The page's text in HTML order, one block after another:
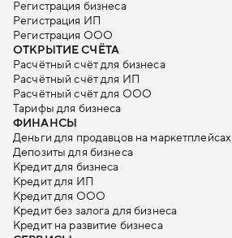
Регистрация бизнеса
Регистрация ИП
Регистрация ООО
ОТКРЫТИЕ СЧЁТА
Расчётный счёт для бизнеса
Расчётный счёт для ИП
Расчётный счёт для ООО
Тарифы для бизнеса
ФИНАНСЫ
Деньги для продавцов на маркетплейсах
Депозиты для бизнеса
Кредит для бизнеса
Кредит для ИП
Кредит для ООО
Кредит без залога для бизнеса
Кредит на развитие бизнеса